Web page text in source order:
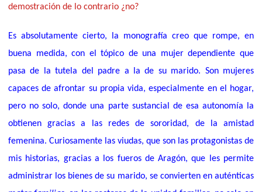
demostración de lo contrario ¿no?
Es absolutamente cierto, la monografía creo que rompe, en
buena medida, con el tópico de una mujer dependiente que
pasa de la tutela del padre a la de su marido. Son mujeres
capaces de afrontar su propia vida, especialmente en el hogar,
pero no solo, donde una parte sustancial de esa autonomía la
obtienen gracias a las redes de sororidad, de la amistad
femenina. Curiosamente las viudas, que son las protagonistas de
mis historias, gracias a los fueros de Aragón, que les permite
administrar los bienes de su marido, se convierten en auténticas